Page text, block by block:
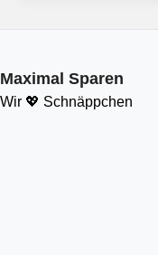
Maximal Sparen
Wir 💖 Schnäppchen